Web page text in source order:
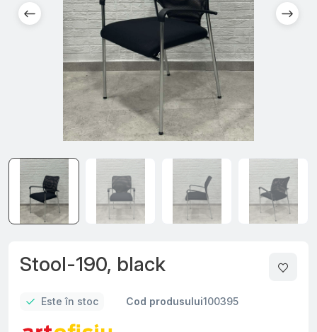
Stool-190, black
Este în stoc Cod produsului100395